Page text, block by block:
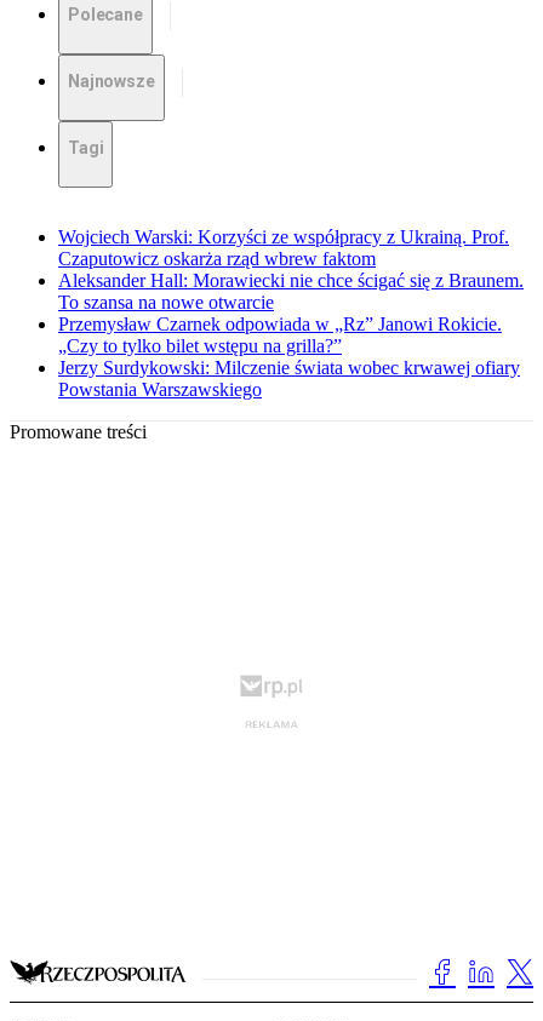
Polecane
Najnowsze
Tagi
Wojciech Warski: Korzyści ze współpracy z Ukrainą. Prof.
Czaputowicz oskarża rząd wbrew faktom
Aleksander Hall: Morawiecki nie chce ścigać się z Braunem.
To szansa na nowe otwarcie
Przemysław Czarnek odpowiada w „Rz” Janowi Rokicie.
„Czy to tylko bilet wstępu na grilla?”
Jerzy Surdykowski: Milczenie świata wobec krwawej ofiary
Powstania Warszawskiego
Promowane treści